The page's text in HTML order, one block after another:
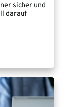
sicher und
darauf